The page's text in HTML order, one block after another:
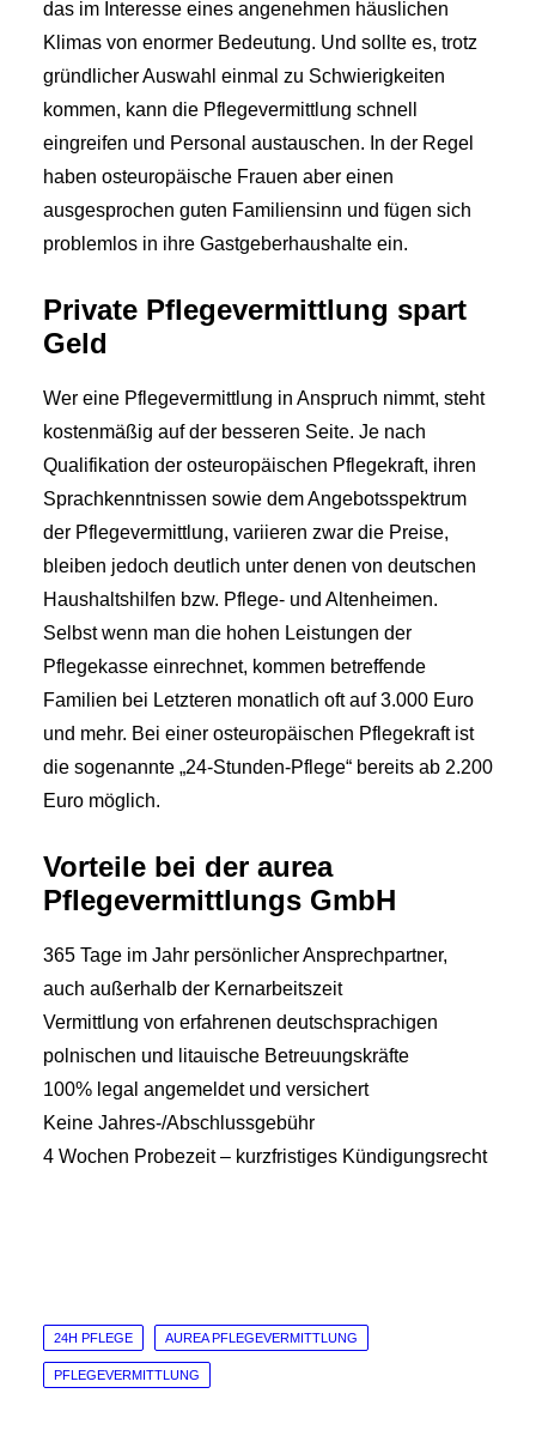
das im Interesse eines angenehmen häuslichen
Klimas von enormer Bedeutung. Und sollte es, trotz
gründlicher Auswahl einmal zu Schwierigkeiten
kommen, kann die Pflegevermittlung schnell
eingreifen und Personal austauschen. In der Regel
haben osteuropäische Frauen aber einen
ausgesprochen guten Familiensinn und fügen sich
problemlos in ihre Gastgeberhaushalte ein.
Private Pflegevermittlung spart
Geld
Wer eine Pflegevermittlung in Anspruch nimmt, steht
kostenmäßig auf der besseren Seite. Je nach
Qualifikation der osteuropäischen Pflegekraft, ihren
Sprachkenntnissen sowie dem Angebotsspektrum
der Pflegevermittlung, variieren zwar die Preise,
bleiben jedoch deutlich unter denen von deutschen
Haushaltshilfen bzw. Pflege- und Altenheimen.
Selbst wenn man die hohen Leistungen der
Pflegekasse einrechnet, kommen betreffende
Familien bei Letzteren monatlich oft auf 3.000 Euro
und mehr. Bei einer osteuropäischen Pflegekraft ist
die sogenannte „24-Stunden-Pflege“ bereits ab 2.200
Euro möglich.
Vorteile bei der aurea
Pflegevermittlungs GmbH
365 Tage im Jahr persönlicher Ansprechpartner,
auch außerhalb der Kernarbeitszeit
Vermittlung von erfahrenen deutschsprachigen
polnischen und litauische Betreuungskräfte
100% legal angemeldet und versichert
Keine Jahres-/Abschlussgebühr
4 Wochen Probezeit – kurzfristiges Kündigungsrecht
24H PFLEGE AUREA PFLEGEVERMITTLUNG
PFLEGEVERMITTLUNG